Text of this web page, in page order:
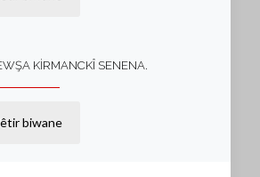
KİRMANCKÎ SENENA.
biwane